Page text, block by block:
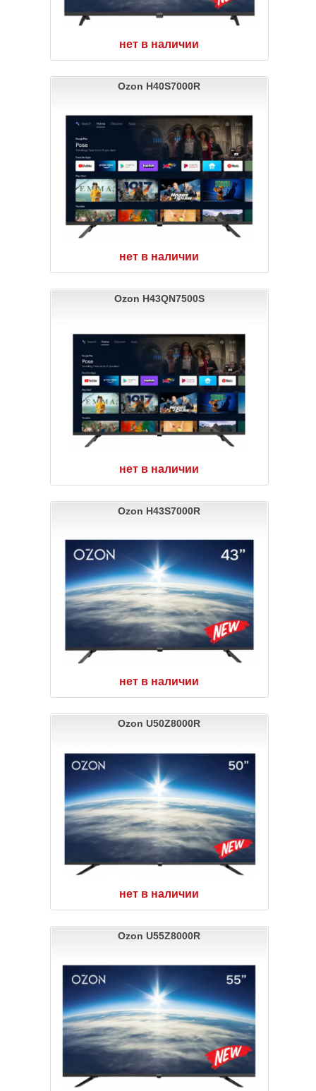
нет в наличии
Ozon H40S7000R
нет в наличии
Ozon H43QN7500S
нет в наличии
Ozon H43S7000R
нет в наличии
Ozon U50Z8000R
нет в наличии
Ozon U55Z8000R